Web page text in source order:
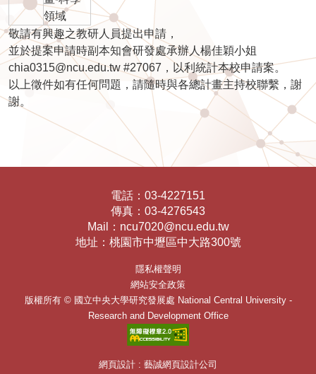
領域
敬請有興趣之教研人員提出申請，
並於提案申請時副本知會研發處承辦人楊佳穎小姐
chia0315@ncu.edu.tw #27067，以利統計本校申請案。
以上徵件如有任何問題，請隨時與各總計畫主持校聯繫，謝
謝。
電話： 03-4227151
傳真： 03-4276543
Mail： ncu7020@ncu.edu.tw
地址： 桃園市中壢區中大路300號
隱私權聲明
網站安全政策
版權所有 © 國立中央大學研究發展處 National Central University -
Research and Development Office
網頁設計 : 藝誠網頁設計公司